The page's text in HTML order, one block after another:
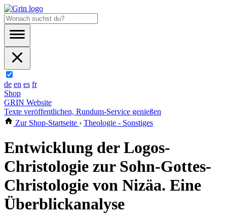
de en es fr
Shop
GRIN Website
Texte veröffentlichen, Rundum-Service genießen
Zur Shop-Startseite › Theologie - Sonstiges
Entwicklung der Logos-
Christologie zur Sohn-Gottes-
Christologie von Nizäa. Eine
Überblickanalyse